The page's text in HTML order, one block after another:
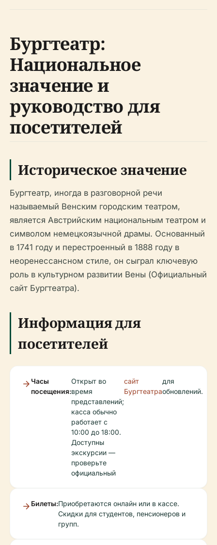
Бургтеатр:
Национальное
значение и
руководство для
посетителей
Историческое значение
Бургтеатр, иногда в разговорной речи
называемый Венским городским театром,
является Австрийским национальным театром и
символом немецкоязычной драмы. Основанный
в 1741 году и перестроенный в 1888 году в
неоренессансном стиле, он сыграл ключевую
роль в культурном развитии Вены (Официальный
сайт Бургтеатра).
Информация для
посетителей
Часы
посещения:
Открыт во
время
представлений;
касса обычно
работает с
10:00 до 18:00.
Доступны
экскурсии —
проверьте
официальный
сайт
Бургтеатра
для
обновлений.
Билеты:Приобретаются онлайн или в кассе.
Скидки для студентов, пенсионеров и
групп.